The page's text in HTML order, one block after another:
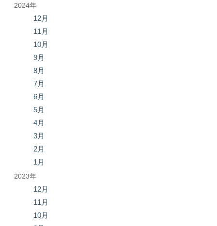
2024年
12月
11月
10月
9月
8月
7月
6月
5月
4月
3月
2月
1月
2023年
12月
11月
10月